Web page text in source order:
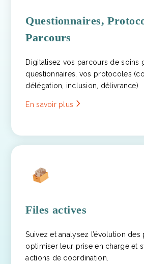
Questionnaires,
Parcours
Digitalisez vos parcours de soins
questionnaires, vos protocoles
délégation, inclusion, délivrance)
En savoir plus
Files actives
Suivez et analysez l’évolution des
optimiser leur prise en charge et
actions de coordination.